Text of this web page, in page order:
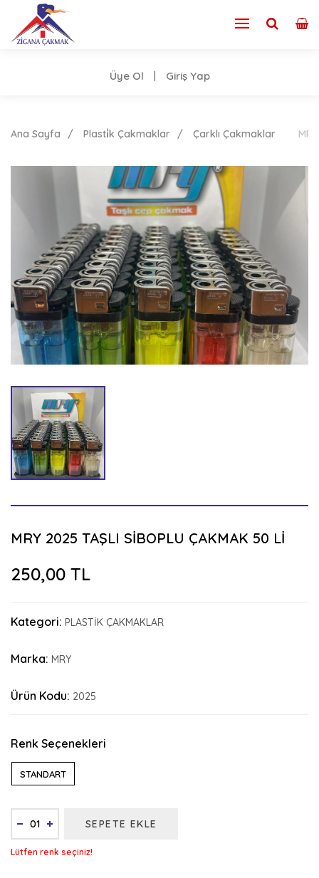
Üye Ol Giriş Yap
Ana Sayfa Plasti̇k Çakmaklar Çarklı Çakmaklar
MRY 2025 TAŞLI SİBOPLU ÇAKMAK 50 Lİ
250,00 TL
Kategori: PLASTİK ÇAKMAKLAR
Marka: MRY
Ürün Kodu: 2025
Renk Seçenekleri
STANDART
SEPETE EKLE
Lütfen renk seçiniz!